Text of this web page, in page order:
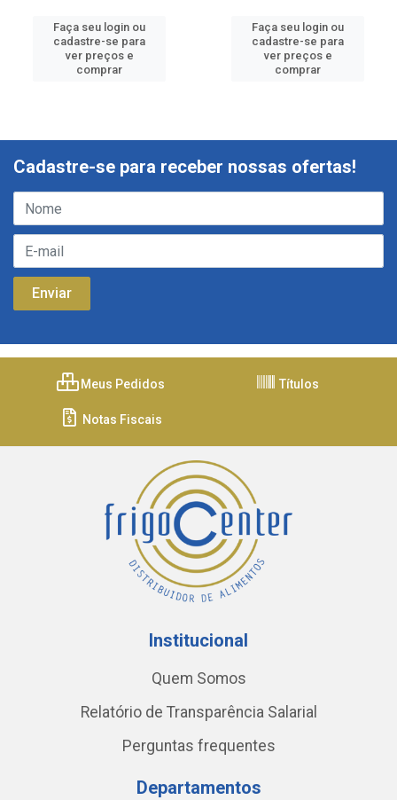
Faça seu login ou
cadastre-se para
ver preços e
comprar
Faça seu login ou
cadastre-se para
ver preços e
comprar
Cadastre-se para receber nossas ofertas!
Meus Pedidos Títulos
Notas Fiscais
Institucional
Quem Somos
Relatório de Transparência Salarial
Perguntas frequentes
Departamentos